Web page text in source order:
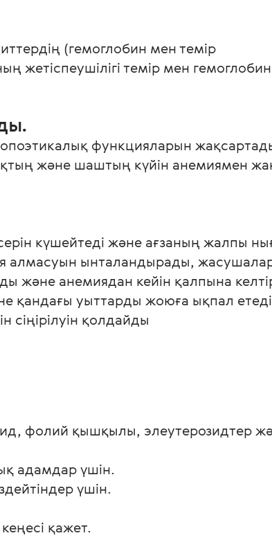
(гемоглобин мен темір
темір мен
функцияларын
және шаштың күйін анемиямен
күшейтеді және ағзаның жалпы
алмасуын ынталандырады,
және анемиядан кейін қалпына
қандағы уыттарды жоюға ықпал
қолдайды
фолий қышқылы, элеутерозидтер
адамдар үшін.
үшін.
қажет.